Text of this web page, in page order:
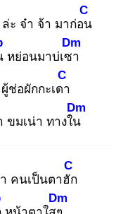
ะ จ๋า จ้า มาก่อน
C
หย่อนมาบ่เซา
Dm
ช่อผักกะเดา
C
ขมเน่า ทางใน
Dm
คนเป็นตาฮัก
C
Dm